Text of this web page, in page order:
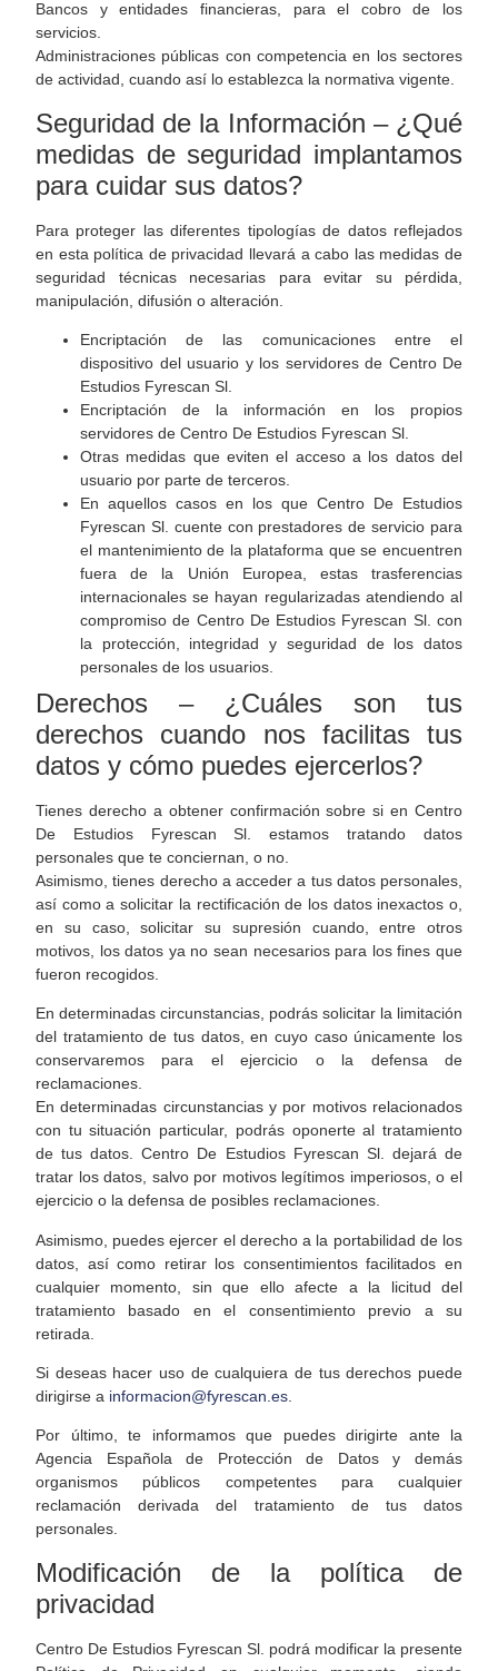
Bancos y entidades financieras, para el cobro de los
servicios.
Administraciones públicas con competencia en los sectores
de actividad, cuando así lo establezca la normativa vigente.
Seguridad de la Información – ¿Qué
medidas de seguridad implantamos
para cuidar sus datos?
Para proteger las diferentes tipologías de datos reflejados
en esta política de privacidad llevará a cabo las medidas de
seguridad técnicas necesarias para evitar su pérdida,
manipulación, difusión o alteración.
Encriptación de las comunicaciones entre el
dispositivo del usuario y los servidores de Centro De
Estudios Fyrescan Sl.
Encriptación de la información en los propios
servidores de Centro De Estudios Fyrescan Sl.
Otras medidas que eviten el acceso a los datos del
usuario por parte de terceros.
En aquellos casos en los que Centro De Estudios
Fyrescan Sl. cuente con prestadores de servicio para
el mantenimiento de la plataforma que se encuentren
fuera de la Unión Europea, estas trasferencias
internacionales se hayan regularizadas atendiendo al
compromiso de Centro De Estudios Fyrescan Sl. con
la protección, integridad y seguridad de los datos
personales de los usuarios.
Derechos – ¿Cuáles son tus
derechos cuando nos facilitas tus
datos y cómo puedes ejercerlos?
Tienes derecho a obtener confirmación sobre si en Centro
De Estudios Fyrescan Sl. estamos tratando datos
personales que te conciernan, o no.
Asimismo, tienes derecho a acceder a tus datos personales,
así como a solicitar la rectificación de los datos inexactos o,
en su caso, solicitar su supresión cuando, entre otros
motivos, los datos ya no sean necesarios para los fines que
fueron recogidos.
En determinadas circunstancias, podrás solicitar la limitación
del tratamiento de tus datos, en cuyo caso únicamente los
conservaremos para el ejercicio o la defensa de
reclamaciones.
En determinadas circunstancias y por motivos relacionados
con tu situación particular, podrás oponerte al tratamiento
de tus datos. Centro De Estudios Fyrescan Sl. dejará de
tratar los datos, salvo por motivos legítimos imperiosos, o el
ejercicio o la defensa de posibles reclamaciones.
Asimismo, puedes ejercer el derecho a la portabilidad de los
datos, así como retirar los consentimientos facilitados en
cualquier momento, sin que ello afecte a la licitud del
tratamiento basado en el consentimiento previo a su
retirada.
Si deseas hacer uso de cualquiera de tus derechos puede
dirigirse a informacion@fyrescan.es
Por último, te informamos que puedes dirigirte ante la
Agencia Española de Protección de Datos y demás
organismos públicos competentes para cualquier
reclamación derivada del tratamiento de tus datos
personales.
Modificación de la política de
privacidad
Centro De Estudios Fyrescan Sl. podrá modificar la presente